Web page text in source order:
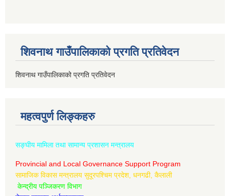
शिवनाथ गाउँपालिकाको प्रगति प्रतिवेदन
शिवनाथ गाउँपालिकाको प्रगति प्रतिवेदन
महत्वपुर्ण लिङ्कहरु
सङ्घीय मामिला तथा सामान्य प्रशासन मन्त्रालय
Provincial and Local Governance Support Program
सामाजिक विकास मन्त्रालय सुदूरपश्चिम प्रदेश, धनगढी, कैलाली
केन्द्रीय पञ्जिकरण विभाग